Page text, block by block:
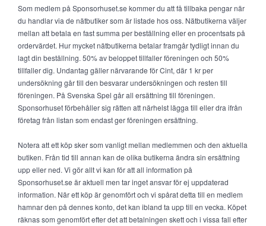
Som medlem på Sponsorhuset.se kommer du att få tillbaka pengar när
du handlar via de nätbutiker som är listade hos oss. Nätbutikerna väljer
mellan att betala en fast summa per beställning eller en procentsats på
ordervärdet. Hur mycket nätbutikerna betalar framgår tydligt innan du
lagt din beställning. 50% av beloppet tillfaller föreningen och 50%
tillfaller dig. Undantag gäller närvarande för Cint, där 1 kr per
undersökning går till den besvarar undersökningen och resten till
föreningen. På Svenska Spel går all ersättning till föreningen.
Sponsorhuset förbehåller sig rätten att närhelst lägga till eller dra ifrån
företag från listan som endast ger föreningen ersättning.
Notera att ett köp sker som vanligt mellan medlemmen och den aktuella
butiken. Från tid till annan kan de olika butikerna ändra sin ersättning
upp eller ned. Vi gör allt vi kan för att all information på
Sponsorhuset.se är aktuell men tar inget ansvar för ej uppdaterad
information. När ett köp är genomfört och vi spårat detta till en medlem
hamnar den på dennes konto, det kan ibland ta upp till en vecka. Köpet
räknas som genomfört efter det att betalningen skett och i vissa fall efter